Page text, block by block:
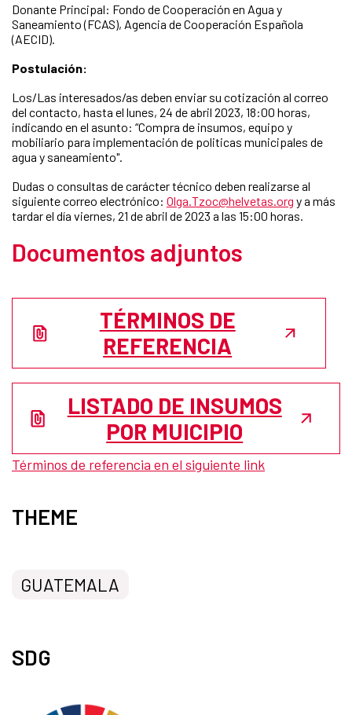
Donante Principal: Fondo de Cooperación en Agua y
Saneamiento (FCAS), Agencia de Cooperación Española
(AECID).
Postulación:
Los/Las interesados/as deben enviar su cotización al correo
del contacto, hasta el lunes, 24 de abril 2023, 18:00 horas,
indicando en el asunto: “Compra de insumos, equipo y
mobiliario para implementación de politicas municipales de
agua y saneamiento".
Dudas o consultas de carácter técnico deben realizarse al
siguiente correo electrónico: Olga.Tzoc@helvetas.org y a más
tardar el día viernes, 21 de abril de 2023 a las 15:00 horas.
Documentos adjuntos
TÉRMINOS DE
REFERENCIA
LISTADO DE INSUMOS
POR MUICIPIO
Términos de referencia en el siguiente link
THEME
GUATEMALA
SDG